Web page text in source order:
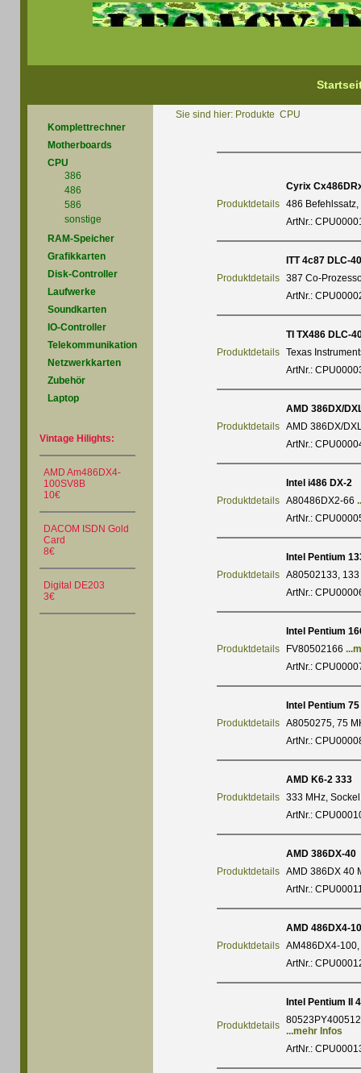
Komplettrechner
Motherboards
CPU
386
486
586
sonstige
RAM-Speicher
Grafikkarten
Disk-Controller
Laufwerke
Soundkarten
IO-Controller
Telekommunikation
Netzwerkkarten
Zubehör
Laptop
Vintage Hilights:
AMD Am486DX4-
100SV8B
10€
DACOM ISDN Gold
Card
8€
Digital DE203
3€
Sie sind hier: Produkte CPU
Produktdetails
Cyrix
486
ArtNr.:
Produktdetails
ITT 4c87 DLC-40
387 Co-
ArtNr.:
Produktdetails
TI TX486 DLC-
Texas
ArtNr.:
Produktdetails
AMD 386DX/
AMD 386DX/
ArtNr.:
Produktdetails
Intel i486 DX-2
A80486DX2-66
ArtNr.:
Produktdetails
Intel Pentium
A80502133,
ArtNr.:
Produktdetails
Intel Pentium
FV80502166
ArtNr.:
Produktdetails
Intel Pentium 75
A8050275, 75
ArtNr.:
Produktdetails
AMD K6-2 333
333 MHz,
ArtNr.:
Produktdetails
AMD 386DX-40
AMD 386DX 40
ArtNr.:
Produktdetails
AMD 486DX4-
AM486DX4-
ArtNr.:
Produktdetails
Intel Pentium II
...mehr Infos
ArtNr.: